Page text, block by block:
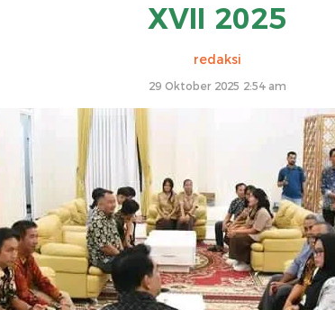
XVII 2025
redaksi
29 Oktober 2025 2:54 am